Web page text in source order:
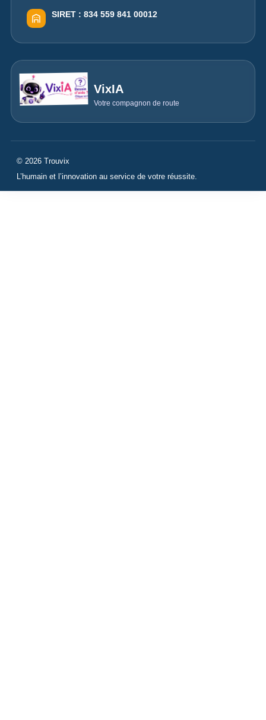
SIRET : 834 559 841 00012
VixIA
Votre compagnon de route
© 2026 Trouvix
L’humain et l’innovation au service de votre réussite.